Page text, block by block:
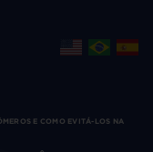
E COMO EVITÁ-LOS NA